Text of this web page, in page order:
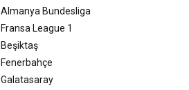
Almanya Bundesliga
Fransa League 1
Beşiktaş
Fenerbahçe
Galatasaray